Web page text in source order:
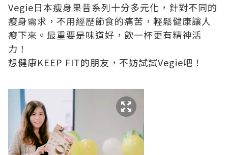
Vegie日本瘦身果昔系列十分多元化，針對不同的
瘦身需求，不用經歷節食的痛苦，輕鬆健康讓人
瘦下來。最重要是味道好，飲一杯更有精神活
力！
想健康KEEP FIT的朋友，不妨試試Vegie吧！